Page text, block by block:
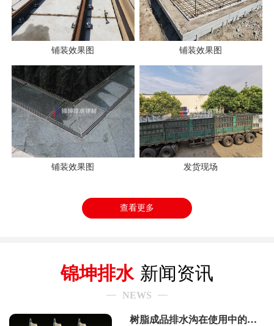
铺装效果图 铺装效果图
铺装效果图 发货现场
查看更多
锦坤排水 新闻资讯
NEWS
树脂成品排水沟在使用中的表现